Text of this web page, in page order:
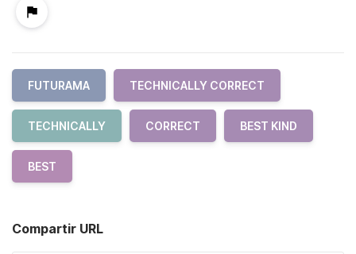
FUTURAMA TECHNICALLY CORRECT
TECHNICALLY CORRECT BEST KIND
BEST
Compartir URL